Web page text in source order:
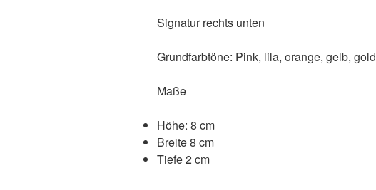
Signatur rechts unten
Grundfarbtöne: Pink, lila, orange, gelb, gold
Maße
Höhe: 8 cm
Breite 8 cm
Tiefe 2 cm